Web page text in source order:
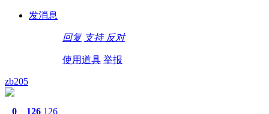
发消息
回复 支持 反对
使用道具 举报
zb205
0 126 126